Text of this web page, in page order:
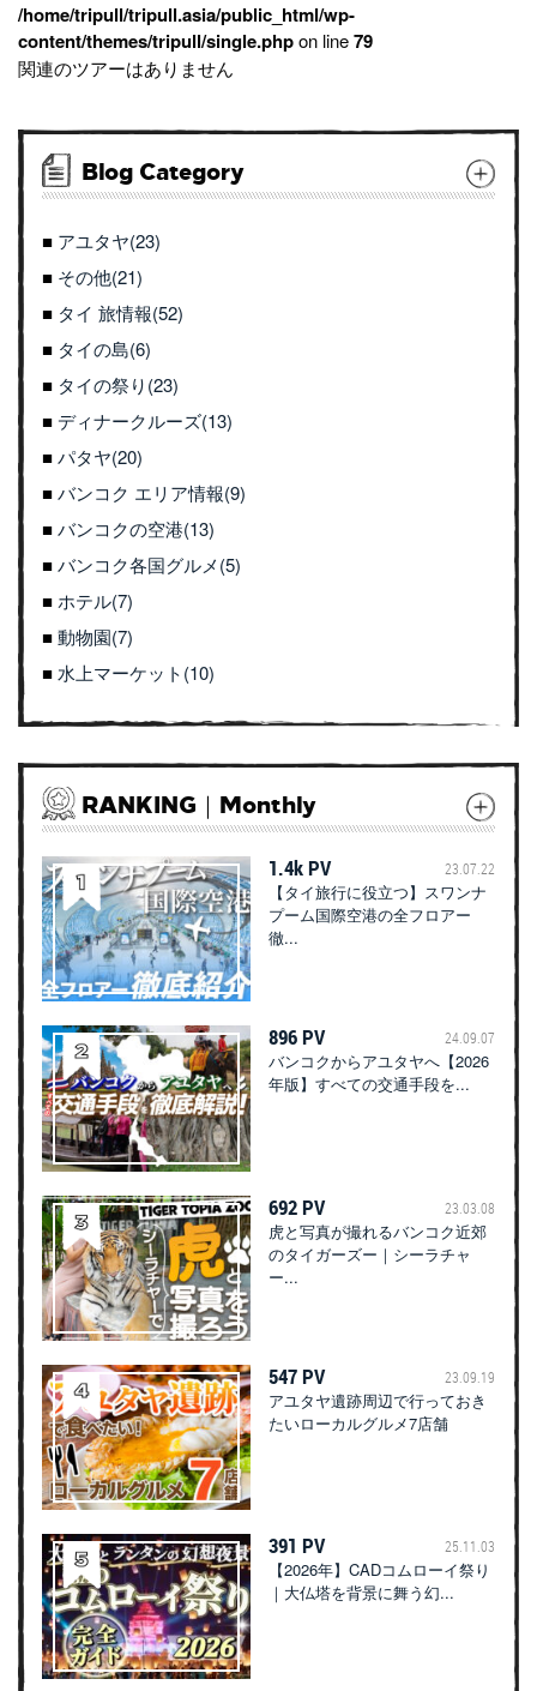
/home/tripull/tripull.asia/public_html/wp-
content/themes/tripull/single.phpon line79
関連のツアーはありません
Blog Category
アユタヤ(23)
その他(21)
タイ 旅情報(52)
タイの島(6)
タイの祭り(23)
ディナークルーズ(13)
パタヤ(20)
バンコク エリア情報(9)
バンコクの空港(13)
バンコク各国グルメ(5)
ホテル(7)
動物園(7)
水上マーケット(10)
RANKING｜Monthly
1.4k PV 23.07.22
【タイ旅行に役立つ】スワンナ
プーム国際空港の全フロアー
徹...
896 PV 24.09.07
バンコクからアユタヤへ【2026
年版】すべての交通手段を...
692 PV 23.03.08
虎と写真が撮れるバンコク近郊
のタイガーズー｜シーラチャ
ー...
547 PV 23.09.19
アユタヤ遺跡周辺で行っておき
たいローカルグルメ7店舗
391 PV 25.11.03
【2026年】CADコムローイ祭り
｜大仏塔を背景に舞う幻...